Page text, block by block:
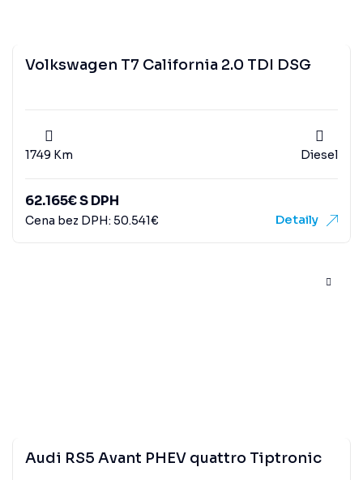
Volkswagen T7 California 2.0 TDI DSG
1749 Km Diesel
62.165€S DPH
Cena bez DPH: 50.541€ Detaily
Audi RS5 Avant PHEV quattro Tiptronic